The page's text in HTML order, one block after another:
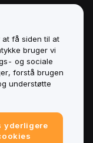
få siden til at
bruger vi
og sociale
forstå brugen
understøtte
yderligere